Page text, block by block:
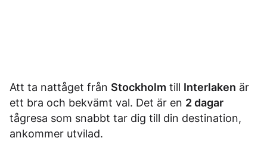
Att ta nattåget från Stockholm till Interlaken är
ett bra och bekvämt val. Det är en 2 dagar
tågresa som snabbt tar dig till din destination,
ankommer utvilad.